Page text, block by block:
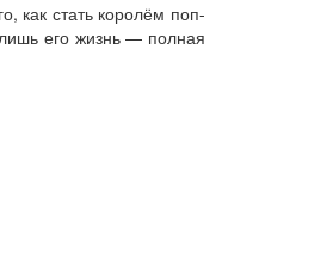
как стать королём поп-
его жизнь — полная